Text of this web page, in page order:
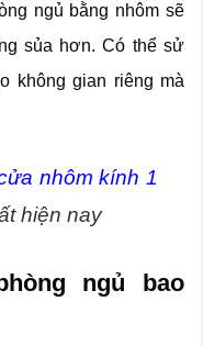
ngủ bằng nhôm sẽ
sủa hơn. Có thể sử
không gian riêng mà
nhôm kính 1
hiện nay
ngủ bao